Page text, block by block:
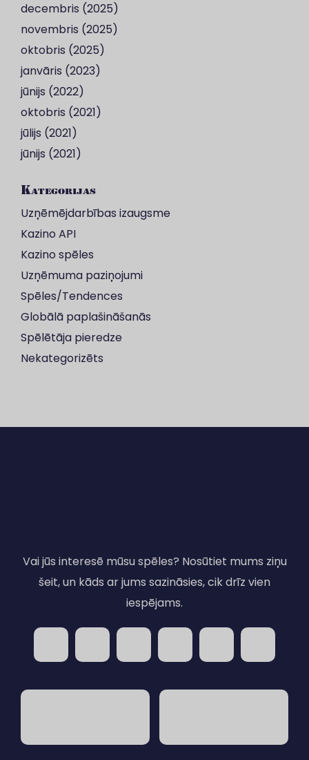
decembris (2025)
novembris (2025)
oktobris (2025)
janvāris (2023)
jūnijs (2022)
oktobris (2021)
jūlijs (2021)
jūnijs (2021)
Kategorijas
Uzņēmējdarbības izaugsme
Kazino API
Kazino spēles
Uzņēmuma paziņojumi
Spēles/Tendences
Globālā paplašināšanās
Spēlētāja pieredze
Nekategorizēts
Vai jūs interesē mūsu spēles? Nosūtiet mums ziņu
šeit, un kāds ar jums sazināsies, cik drīz vien
iespējams.